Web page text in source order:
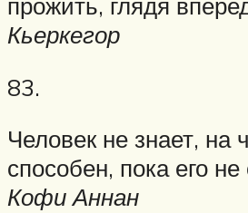
Кьеркегор
83.
Человек не знает, на
способен, пока его не
Кофи Аннан